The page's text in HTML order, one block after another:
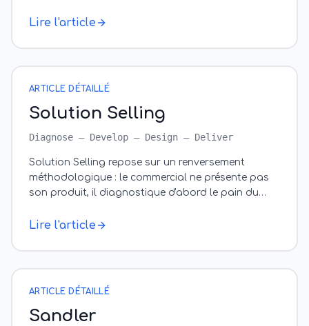
Lire l'article
ARTICLE DÉTAILLÉ
Solution Selling
Diagnose — Develop — Design — Deliver
Solution Selling repose sur un renversement
méthodologique : le commercial ne présente pas
son produit, il diagnostique d'abord le pain du
Lire l'article
ARTICLE DÉTAILLÉ
Sandler